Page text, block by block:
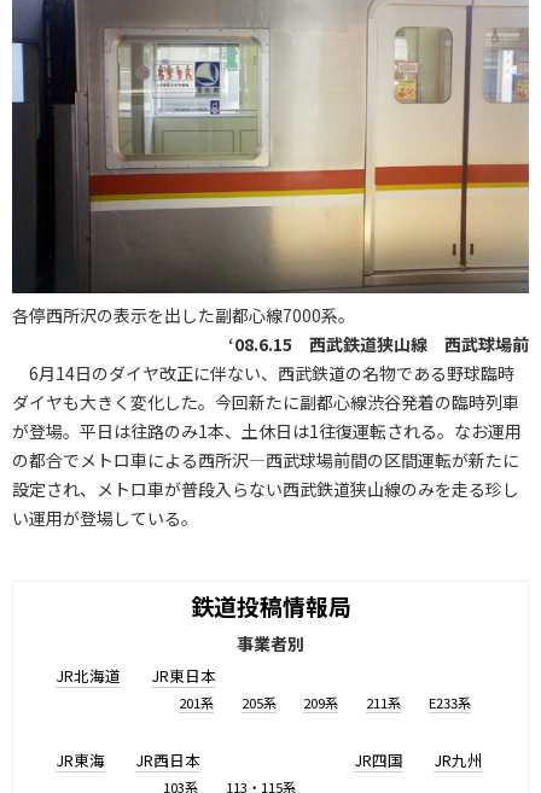
各停西所沢の表示を出した副都心線7000系。
‘08.6.15 西武鉄道狭山線 西武球場前
6月14日のダイヤ改正に伴ない、西武鉄道の名物である野球臨時
ダイヤも大きく変化した。今回新たに副都心線渋谷発着の臨時列車
が登場。平日は往路のみ1本、土休日は1往復運転される。なお運用
の都合でメトロ車による西所沢―西武球場前間の区間運転が新たに
設定され、メトロ車が普段入らない西武鉄道狭山線のみを走る珍し
い運用が登場している。
鉄道投稿情報局
事業者別
JR北海道 JR東日本
201系 205系 209系 211系 E233系
JR東海 JR西日本
103系 113・115系
JR四国 JR九州